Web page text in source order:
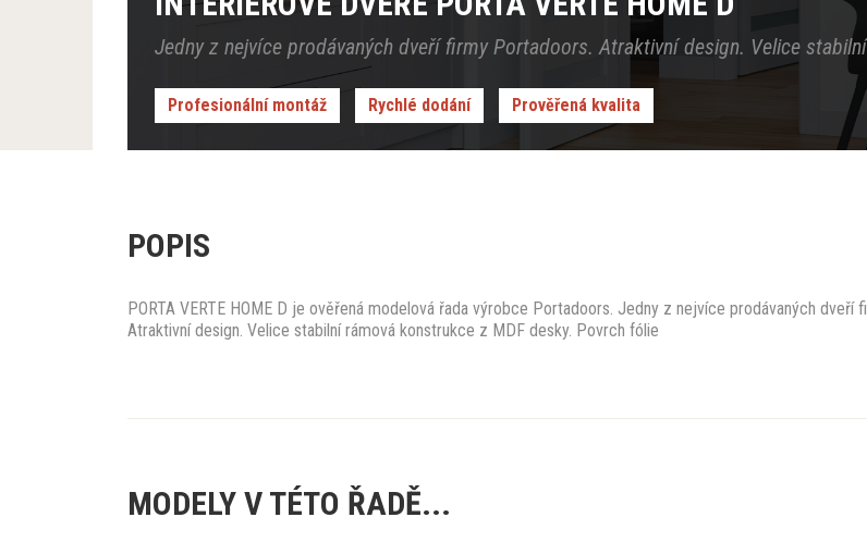
Jedny z nejvíce prodávaných dveří firmy Portadoors. Atraktivní design. Velice
Profesionální montáž Rychlé dodání Prověřená kvalita
POPIS
PORTA VERTE HOME D je ověřená modelová řada výrobce Portadoors. Jedny z nejvíce prodávaných dveří
Atraktivní design. Velice stabilní rámová konstrukce z MDF desky. Povrch fólie
MODELY V TÉTO ŘADĚ...